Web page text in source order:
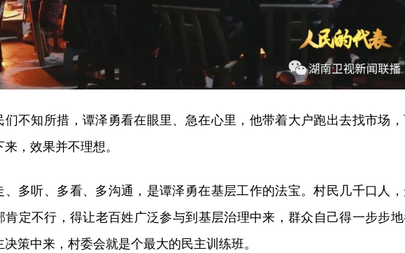
们不知所措，谭泽勇看在眼里、急在心里，他带着大户跑出去找市场
，效果并不理想。
、多听、多看、多沟通，是谭泽勇在基层工作的法宝。村民几千口人
肯定不行，得让老百姓广泛参与到基层治理中来，群众自己得一步步
决策中来，村委会就是个最大的民主训练班。